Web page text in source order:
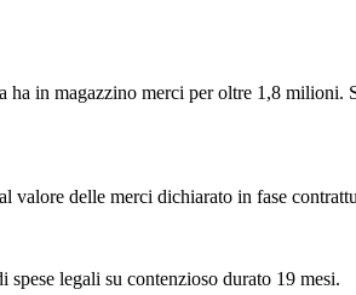
in magazzino merci per oltre 1,8
valore delle merci dichiarato in fase
legali su contenzioso durato 19 mesi.